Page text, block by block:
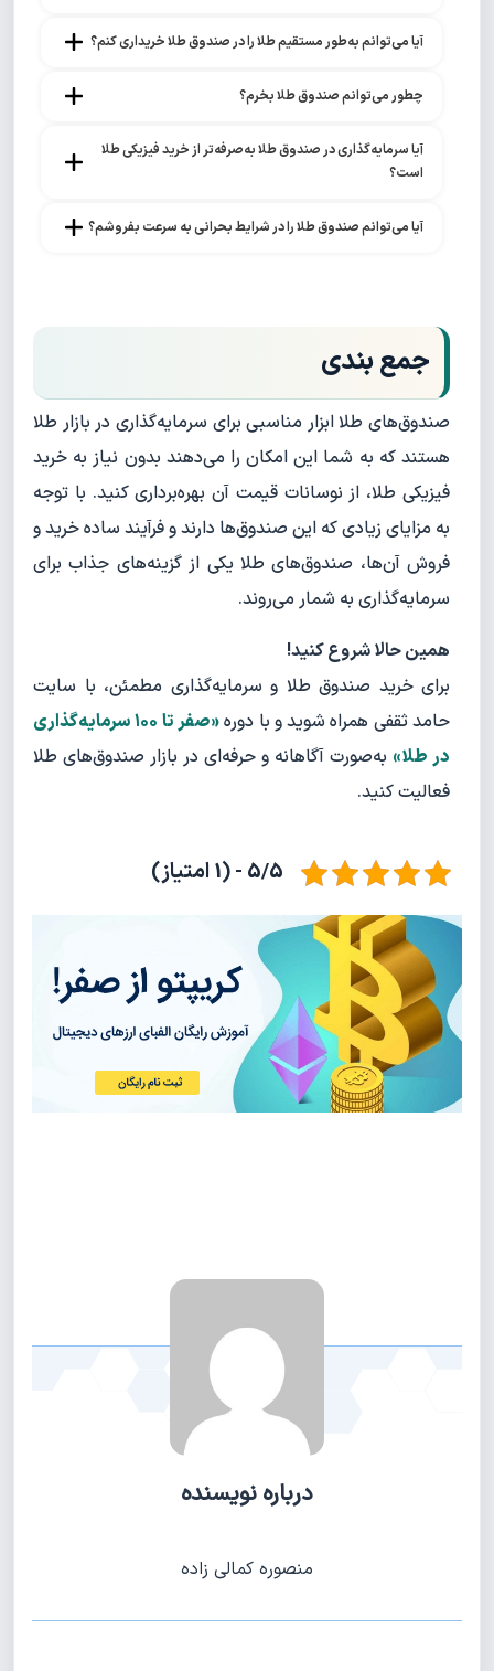
آیا می‌توانم به‌طور مستقیم طلا را در صندوق طلا خریداری کنم؟
چطور می‌توانم صندوق طلا بخرم؟
است؟
آیا می‌توانم صندوق طلا را در شرایط بحرانی به سرعت بفروشم؟
جمع بندی
صندوق‌های طلا ابزار مناسبی برای سرمایه‌گذاری در بازار طلا
هستند که به شما این امکان را می‌دهند بدون نیاز به خرید
فیزیکی طلا، از نوسانات قیمت آن بهره‌برداری کنید. با توجه
به مزایای زیادی که این صندوق‌ها دارند و فرآیند ساده خرید و
فروش آن‌ها، صندوق‌های طلا یکی از گزینه‌های جذاب برای
سرمایه‌گذاری به شمار می‌روند.
همین حالا شروع کنید!
برای خرید صندوق طلا و سرمایه‌گذاری مطمئن، با سایت
حامد ثقفی همراه شوید و با دوره
«صفر تا ۱۰۰ سرمایه‌گذاری
در طلا» به‌صورت آگاهانه و حرفه‌ای در بازار صندوق‌های طلا
فعالیت کنید.
5/5 - (1 امتیاز)
درباره نویسنده
منصوره کمالی زاده